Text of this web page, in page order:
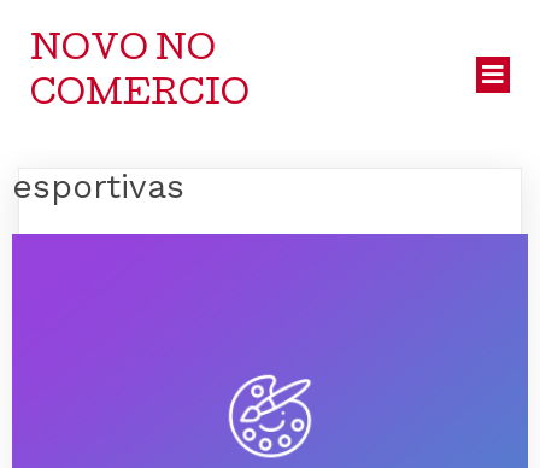
NOVO NO
COMERCIO
esportivas